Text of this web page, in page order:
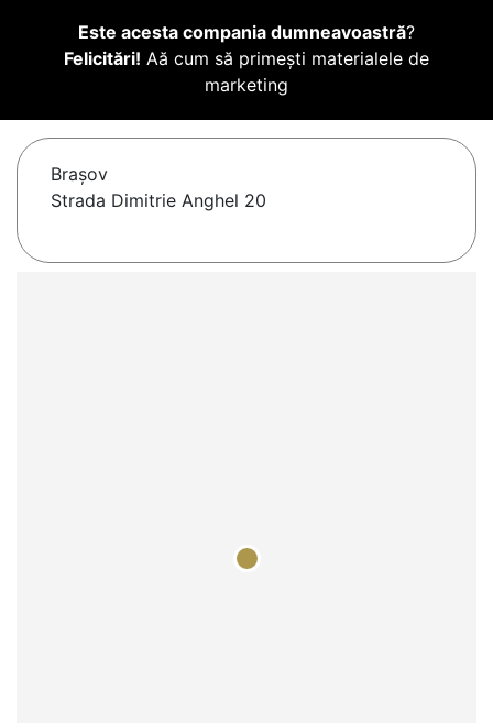
Este acesta compania dumneavoastră?
Felicitări! Aă cum să primești materialele de
marketing
Braşov
Strada Dimitrie Anghel 20